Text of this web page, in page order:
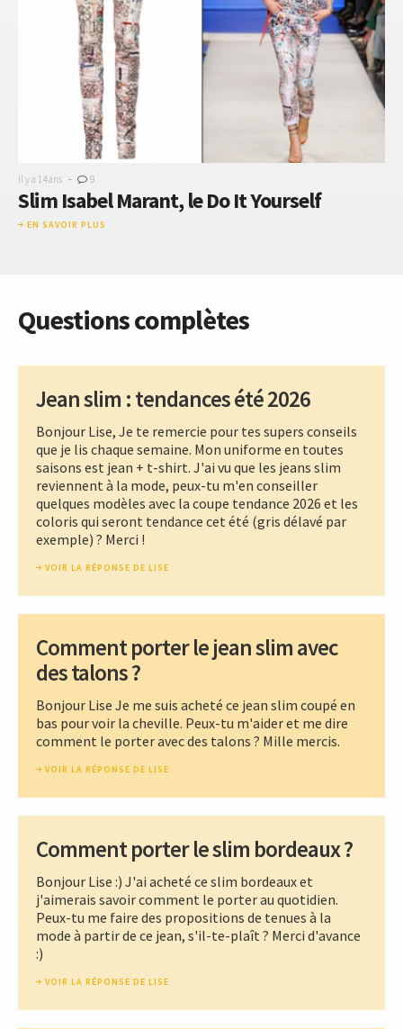
Il y a 14 ans - 9
Slim Isabel Marant, le Do It Yourself
EN SAVOIR PLUS
Questions complètes
Jean slim : tendances été 2026
Bonjour Lise, Je te remercie pour tes supers conseils
que je lis chaque semaine. Mon uniforme en toutes
saisons est jean + t-shirt. J'ai vu que les jeans slim
reviennent à la mode, peux-tu m'en conseiller
quelques modèles avec la coupe tendance 2026 et les
coloris qui seront tendance cet été (gris délavé par
exemple) ? Merci !
VOIR LA RÉPONSE DE LISE
Comment porter le jean slim avec
des talons ?
Bonjour Lise Je me suis acheté ce jean slim coupé en
bas pour voir la cheville. Peux-tu m'aider et me dire
comment le porter avec des talons ? Mille mercis.
VOIR LA RÉPONSE DE LISE
Comment porter le slim bordeaux ?
Bonjour Lise :) J'ai acheté ce slim bordeaux et
j'aimerais savoir comment le porter au quotidien.
Peux-tu me faire des propositions de tenues à la
mode à partir de ce jean, s'il-te-plaît ? Merci d'avance
:)
VOIR LA RÉPONSE DE LISE